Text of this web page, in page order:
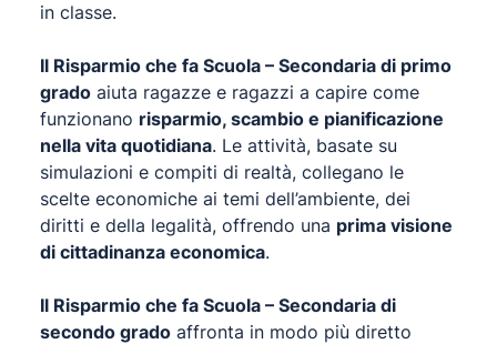
in classe.
Il Risparmio che fa Scuola – Secondaria di primo
grado aiuta ragazze e ragazzi a capire come
funzionano risparmio, scambio e pianificazione
nella vita quotidiana. Le attività, basate su
simulazioni e compiti di realtà, collegano le
scelte economiche ai temi dell’ambiente, dei
diritti e della legalità, offrendo una prima visione
di cittadinanza economica.
Il Risparmio che fa Scuola – Secondaria di
secondo grado affronta in modo più diretto